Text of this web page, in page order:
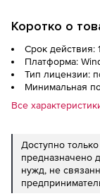
Коротко о
Срок действия:
Платформа:
Тип лицензии:
Минимальная
Все
Доступно
предназначено
нужд, не